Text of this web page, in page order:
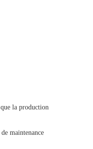
la production
maintenance